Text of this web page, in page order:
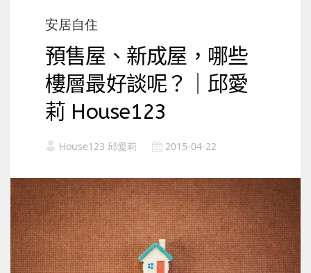
安居自住
預售屋、新成屋，哪些
樓層最好談呢？｜邱愛
莉 House123
House123 邱愛莉 2015-04-22